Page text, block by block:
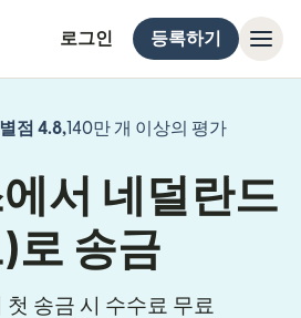
로그인 등록하기
점 4.8,140만 개 이상의 평가
서 네덜란드
로 송금
첫 송금 시 수수료 무료